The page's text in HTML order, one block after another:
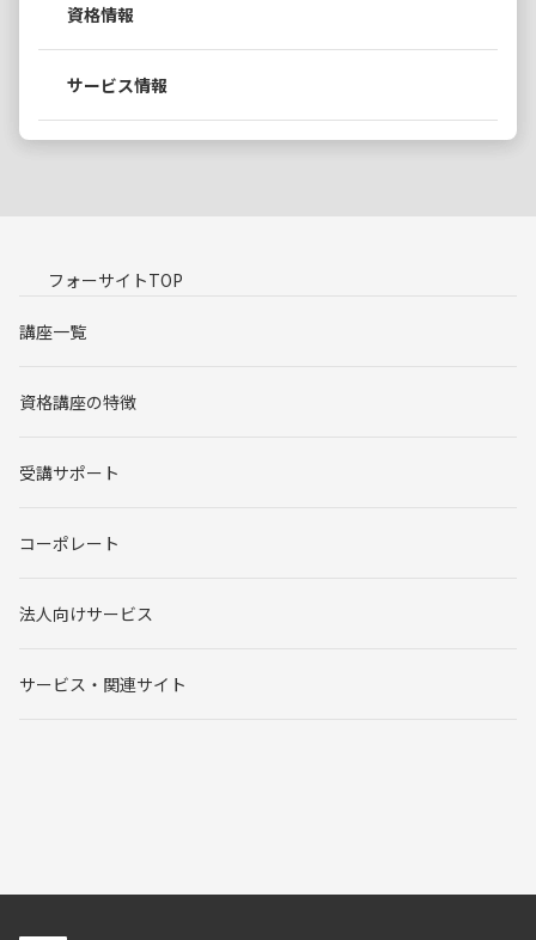
資格情報
サービス情報
フォーサイトTOP
講座一覧
資格講座の特徴
受講サポート
コーポレート
法人向けサービス
サービス・関連サイト